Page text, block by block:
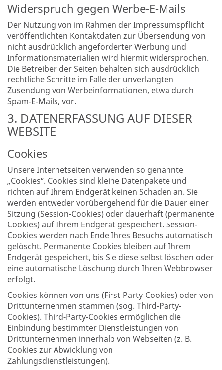
Widerspruch gegen Werbe-E-Mails
Der Nutzung von im Rahmen der Impressumspflicht
veröffentlichten Kontaktdaten zur Übersendung von
nicht ausdrücklich angeforderter Werbung und
Informationsmaterialien wird hiermit widersprochen.
Die Betreiber der Seiten behalten sich ausdrücklich
rechtliche Schritte im Falle der unverlangten
Zusendung von Werbeinformationen, etwa durch
Spam-E-Mails, vor.
3. DATENERFASSUNG AUF DIESER
WEBSITE
Cookies
Unsere Internetseiten verwenden so genannte
„Cookies“. Cookies sind kleine Datenpakete und
richten auf Ihrem Endgerät keinen Schaden an. Sie
werden entweder vorübergehend für die Dauer einer
Sitzung (Session-Cookies) oder dauerhaft (permanente
Cookies) auf Ihrem Endgerät gespeichert. Session-
Cookies werden nach Ende Ihres Besuchs automatisch
gelöscht. Permanente Cookies bleiben auf Ihrem
Endgerät gespeichert, bis Sie diese selbst löschen oder
eine automatische Löschung durch Ihren Webbrowser
erfolgt.
Cookies können von uns (First-Party-Cookies) oder von
Drittunternehmen stammen (sog. Third-Party-
Cookies). Third-Party-Cookies ermöglichen die
Einbindung bestimmter Dienstleistungen von
Drittunternehmen innerhalb von Webseiten (z. B.
Cookies zur Abwicklung von
Zahlungsdienstleistungen).